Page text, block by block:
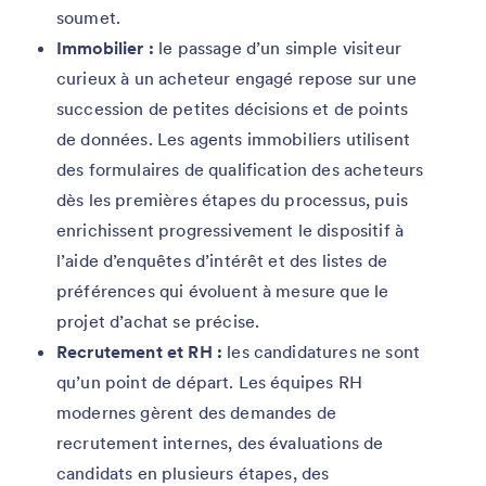
soumet.
Immobilier : le passage d’un simple visiteur
curieux à un acheteur engagé repose sur une
succession de petites décisions et de points
de données. Les agents immobiliers utilisent
des formulaires de qualification des acheteurs
dès les premières étapes du processus, puis
enrichissent progressivement le dispositif à
l’aide d’enquêtes d’intérêt et des listes de
préférences qui évoluent à mesure que le
projet d’achat se précise.
Recrutement et RH : les candidatures ne sont
qu’un point de départ. Les équipes RH
modernes gèrent des demandes de
recrutement internes, des évaluations de
candidats en plusieurs étapes, des